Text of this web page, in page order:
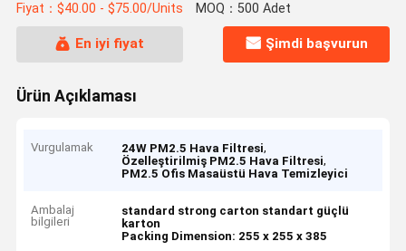
Fiyat：$40.00 - $75.00/Units MOQ：500 Adet
En iyi fiyat Şimdi başvurun
Ürün Açıklaması
Vurgulamak 24W PM2.5 Hava Filtresi,
Özelleştirilmiş PM2.5 Hava Filtresi,
PM2.5 Ofis Masaüstü Hava Temizleyici
Ambalaj
bilgileri
standard strong carton standart güçlü
karton
Packing Dimension: 255 x 255 x 385